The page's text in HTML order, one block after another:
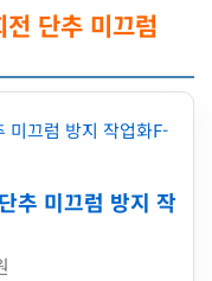
단추 미끄럼
추 미끄럼 방지 작